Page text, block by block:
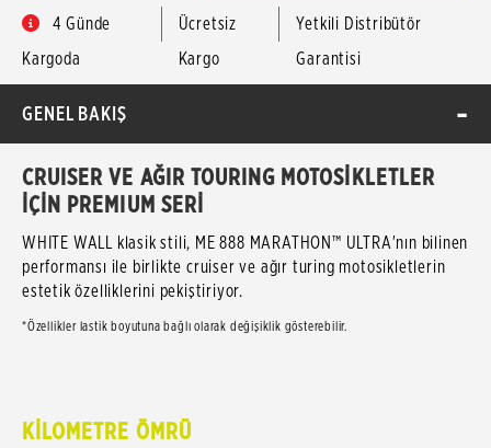
4 Günde
Kargoda
Ücretsiz
Kargo
Yetkili Distribütör
Garantisi
GENEL BAKIŞ
CRUISER VE AĞIR TOURING MOTOSİKLETLER
İÇİN PREMIUM SERİ
WHITE WALL klasik stili, ME 888 MARATHON™ ULTRA'nın bilinen
performansı ile birlikte cruiser ve ağır turing motosikletlerin
estetik özelliklerini pekiştiriyor.
*Özellikler lastik boyutuna bağlı olarak değişiklik gösterebilir.
KİLOMETRE ÖMRÜ